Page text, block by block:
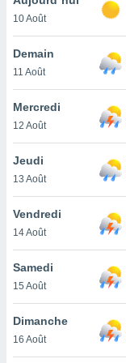
et
»,
au
vous
qu'ils
ou
le
ainsi
un
la
du
10 Août
Demain
11 Août
Mercredi
12 Août
Jeudi
13 Août
Vendredi
14 Août
Samedi
15 Août
Dimanche
16 Août